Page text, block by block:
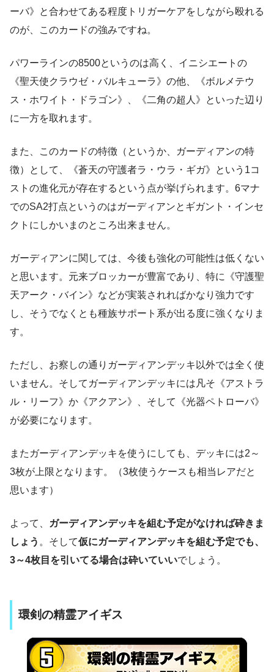
ーバ》と合わせてある程度トリガーケアをしながら殴れる
のが、このカードの強みですね。
パワーラインの8500というのは高く、イニシエートの
《聖天使クラウゼ・バルキューラ》の他、《ボルメテウ
ス・ホワイト・ドラゴン》、《二角の超人》といった辺り
に一方を取れます。
また、このカードの特徴（というか、ガーディアンの特
徴）として、《蒼天の守護者ラ・ウラ・ギガ》という1コ
ストの進化元が存在するという点が挙げられます。6マナ
でのSA2打点というのはガーディアンとギガント・インセ
クトにしかいまのところ出来ません。
ガーディアンに関しては、今後も強化の可能性は低くない
と思います。元来ブロッカーが豊富であり、特に《守護聖
天アーク・バイン》などが実装されればかなり強力です
し、そうでなくとも種族サポート系が出る度に強くなりま
す。
ただし、お察しの通りガーディアンデッキ以外では全く使
いません。そしてガーディアンデッキには凡そ《アストラ
ル・リーフ》か《アクアン》、そして《光器ペトローバ》
が必要になります。
またガーディアンデッキを使うにしても、デッキには2～
3枚が上限となります。（3枚使うケースも相当レアだと
思います）
よって、
ガーディアンデッキを組む予定がなければ砕きま
しょう 。そして仮にガーディアンデッキを組む予定でも、
3～4枚目を引いてる場合は砕いていいでしょう。
環剣の精霊アイギス